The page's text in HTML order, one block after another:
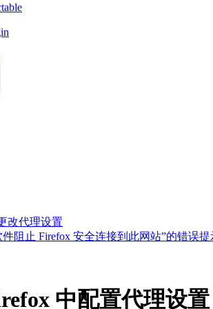
改代理设置
件阻止 Firefox 安全连接到此网站”的错误提
中配置代理设置